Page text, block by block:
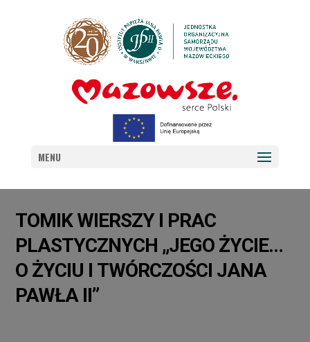
MENU
TOMIK WIERSZY I PRAC
PLASTYCZNYCH „JEGO ŻYCIE…
O ŻYCIU I TWÓRCZOŚCI JANA
PAWŁA II”